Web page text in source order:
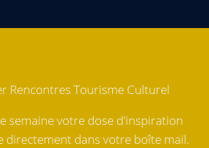
Rencontres Tourisme Culturel
semaine votre dose d'inspiration
directement dans votre boîte mail.